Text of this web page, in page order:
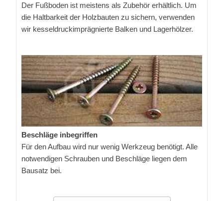
Der Fußboden ist meistens als Zubehör erhältlich. Um
die Haltbarkeit der Holzbauten zu sichern, verwenden
wir kesseldruckimprägnierte Balken und Lagerhölzer.
Beschläge inbegriffen
Für den Aufbau wird nur wenig Werkzeug benötigt. Alle
notwendigen Schrauben und Beschläge liegen dem
Bausatz bei.